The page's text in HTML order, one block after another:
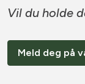
Vil du holde
Meld deg på